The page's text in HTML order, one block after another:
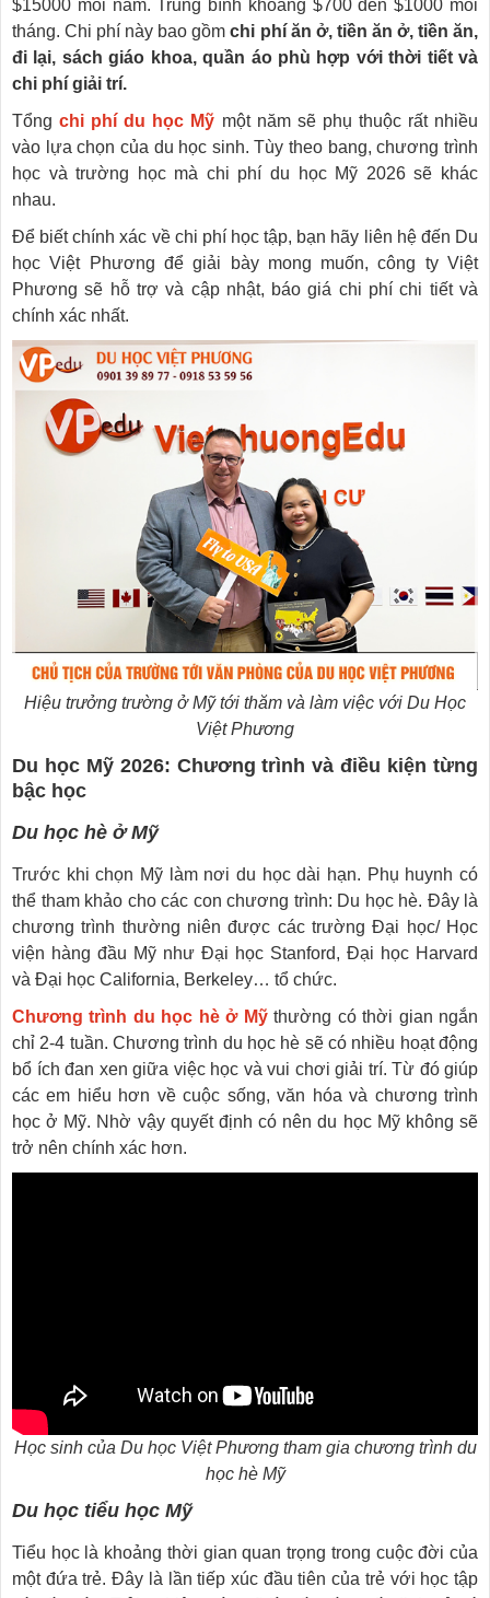
$15000 mỗi năm. Trung bình khoảng $700 đến $1000 mỗi
tháng. Chi phí này bao gồmchi phí ăn ở, tiền ăn ở, tiền ăn,
đi lại, sách giáo khoa, quần áo phù hợp với thời tiết và
chi phí giải trí.
Tổngchi phí du học Mỹ một năm sẽ phụ thuộc rất nhiều
vào lựa chọn của du học sinh. Tùy theo bang, chương trình
học và trường học mà chi phí du học Mỹ 2026 sẽ khác
nhau.
Để biết chính xác về chi phí học tập, bạn hãy liên hệ đến Du
học Việt Phương để giải bày mong muốn, công ty Việt
Phương sẽ hỗ trợ và cập nhật, báo giá chi phí chi tiết và
chính xác nhất.
Hiệu trưởng trường ở Mỹ tới thăm và làm việc với Du Học
Việt Phương
Du học Mỹ 2026: Chương trình và điều kiện từng
bậc học
Du học hè ở Mỹ
Trước khi chọn Mỹ làm nơi du học dài hạn. Phụ huynh có
thể tham khảo cho các con chương trình: Du học hè. Đây là
chương trình thường niên được các trường Đại học/ Học
viện hàng đầu Mỹ như Đại học Stanford, Đại học Harvard
và Đại học California, Berkeley… tổ chức.
Chương trình du học hè ở Mỹthường có thời gian ngắn
chỉ 2-4 tuần. Chương trình du học hè sẽ có nhiều hoạt động
bổ ích đan xen giữa việc học và vui chơi giải trí. Từ đó giúp
các em hiểu hơn về cuộc sống, văn hóa và chương trình
học ở Mỹ. Nhờ vậy quyết định có nên du học Mỹ không sẽ
trở nên chính xác hơn.
Học sinh của Du học Việt Phương tham gia chương trình du
học hè Mỹ
Du học tiểu học Mỹ
Tiểu học là khoảng thời gian quan trọng trong cuộc đời của
một đứa trẻ. Đây là lần tiếp xúc đầu tiên của trẻ với học tập